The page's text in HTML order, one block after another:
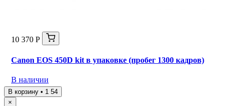
10 370 Р
Canon EOS 450D kit в упаковке (пробег 1300 кадров)
В наличии
В корзину • 1 54
×